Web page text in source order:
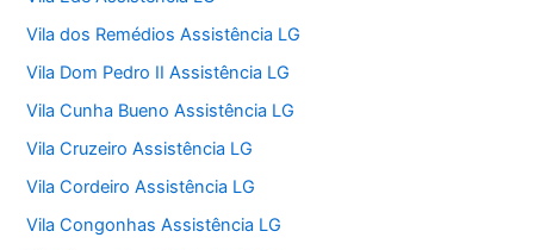
Vila dos Remédios Assistência LG
Vila Dom Pedro II Assistência LG
Vila Cunha Bueno Assistência LG
Vila Cruzeiro Assistência LG
Vila Cordeiro Assistência LG
Vila Congonhas Assistência LG